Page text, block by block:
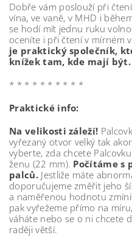
Dobře vám poslouží při
vína, ve vaně, v MHD i
se hodí mít jednu ruku
oceníte i při čtení v mírném
je praktický společník,
knížek tam, kde mají být.
* * * * * * * * * *
Praktické info:
Na velikosti záleží!
vyřezaný otvor velký tak
vyberte, zda chcete
ženu (22 mm). Počítáme s
palců.Jestliže máte
doporučujeme změřit jeho
a naměřenou hodnotu
pak vyřežeme přímo na
váháte nebo se o ni chcete
raději větší.